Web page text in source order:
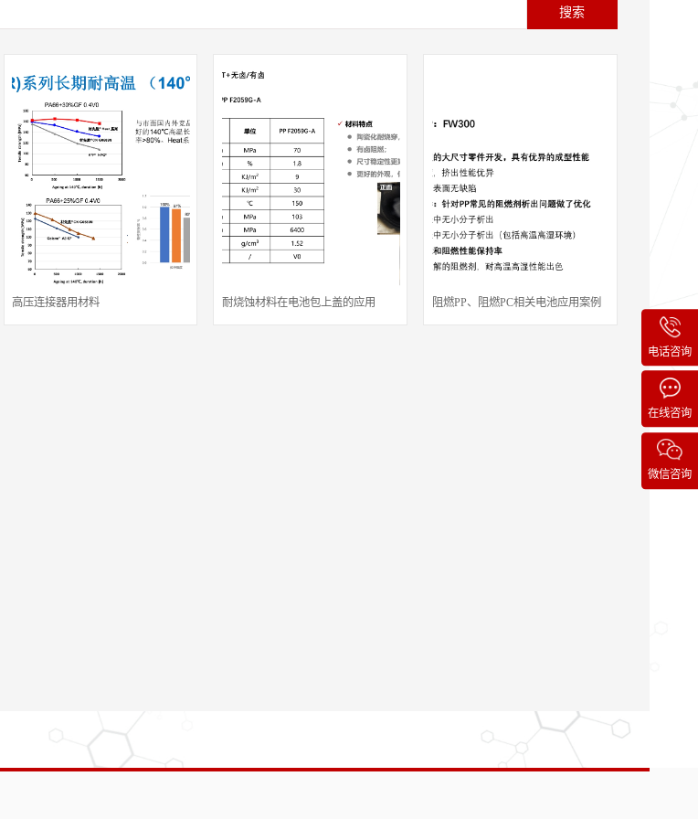
搜索
高压连接器用材料 耐烧蚀材料在电池包上盖的应用 阻燃PP、阻燃PC相关电池应用案例
电话咨询
在线咨询
微信咨询